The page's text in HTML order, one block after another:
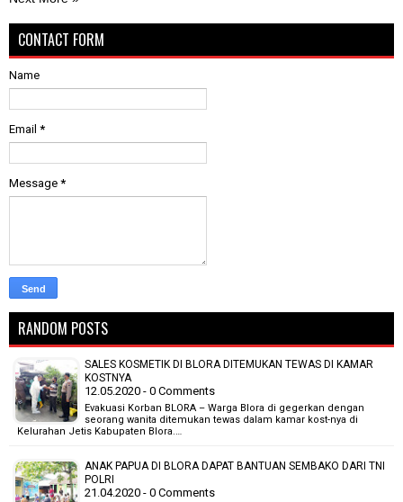
CONTACT FORM
Name
Email *
Message *
RANDOM POSTS
SALES KOSMETIK DI BLORA DITEMUKAN TEWAS DI KAMAR
KOSTNYA
12.05.2020 - 0 Comments
Evakuasi Korban BLORA – Warga Blora di gegerkan dengan
seorang wanita ditemukan tewas dalam kamar kost-nya di
Kelurahan Jetis Kabupaten Blora.…
ANAK PAPUA DI BLORA DAPAT BANTUAN SEMBAKO DARI TNI
POLRI
21.04.2020 - 0 Comments